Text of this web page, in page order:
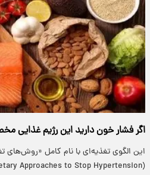
اگر فشار خون دارید این رژیم
این الگوی تغذیه‌ای با نام کامل «روش‌های
(Dietary Approaches to Stop Hypertension)،…